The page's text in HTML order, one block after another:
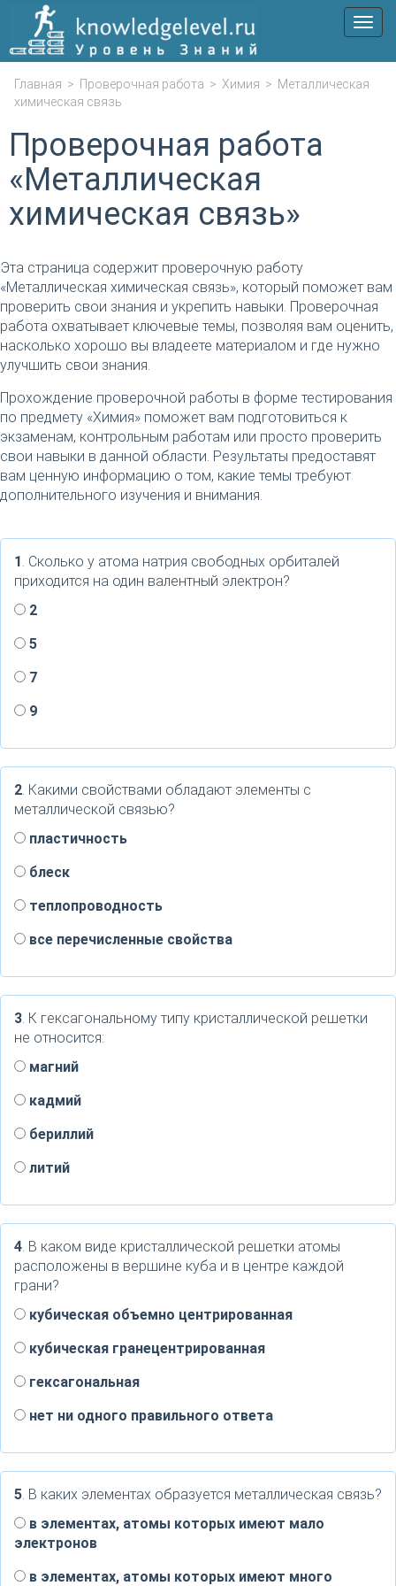
Меню
Главная > Проверочная работа > Химия > Металлическая
химическая связь
Проверочная работа
«Металлическая
химическая связь»
Эта страница содержит проверочную работу
«Металлическая химическая связь», который поможет вам
проверить свои знания и укрепить навыки. Проверочная
работа охватывает ключевые темы, позволяя вам оценить,
насколько хорошо вы владеете материалом и где нужно
улучшить свои знания.
Прохождение проверочной работы в форме тестирования
по предмету «Химия» поможет вам подготовиться к
экзаменам, контрольным работам или просто проверить
свои навыки в данной области. Результаты предоставят
вам ценную информацию о том, какие темы требуют
дополнительного изучения и внимания.
1. Сколько у атома натрия свободных орбиталей
приходится на один валентный электрон?
2
5
7
9
2. Какими свойствами обладают элементы с
металлической связью?
пластичность
блеск
теплопроводность
все перечисленные свойства
3. К гексагональному типу кристаллической решетки
не относится:
магний
кадмий
бериллий
литий
4. В каком виде кристаллической решетки атомы
расположены в вершине куба и в центре каждой
грани?
кубическая объемно центрированная
кубическая гранецентрированная
гексагональная
нет ни одного правильного ответа
5. В каких элементах образуется металлическая связь?
в элементах, атомы которых имеют мало
электронов
в элементах, атомы которых имеют много